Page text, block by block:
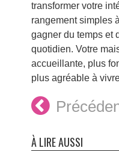
transformer votre
rangement simples
gagner du temps et
quotidien. Votre
accueillante, plus
plus agréable à
À LIRE AUSSI